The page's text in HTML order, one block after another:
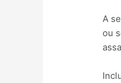
A
ou